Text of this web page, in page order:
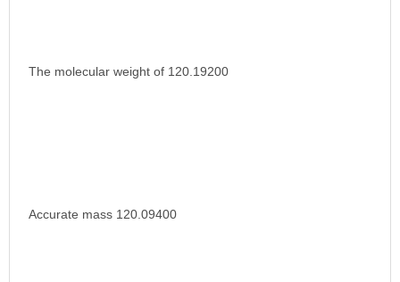
The molecular weight of 120.19200
Accurate mass 120.09400